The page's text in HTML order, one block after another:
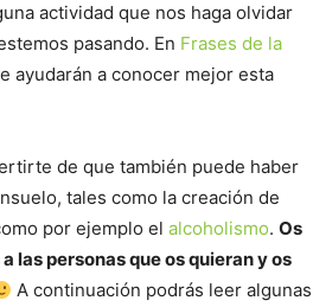
actividad que nos haga olvidar
pasando. En Frases de la
ayudarán a conocer mejor esta
de que también puede haber
tales como la creación de
por ejemplo el alcoholismo. Os
las personas que os quieran y os
A continuación podrás leer algunas